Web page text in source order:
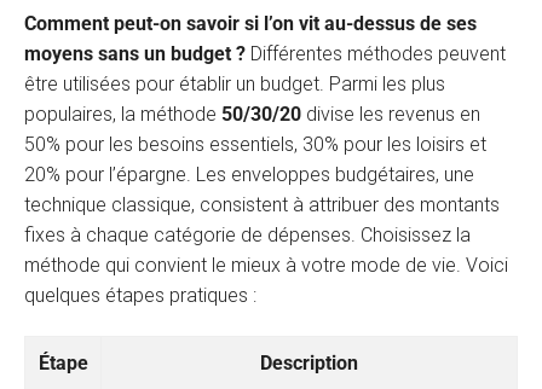
Comment peut-on savoir si l’on vit au-dessus de ses
moyens sans un budget ? Différentes méthodes peuvent
être utilisées pour établir un budget. Parmi les plus
populaires, la méthode 50/30/20 divise les revenus en
50% pour les besoins essentiels, 30% pour les loisirs et
20% pour l’épargne. Les enveloppes budgétaires, une
technique classique, consistent à attribuer des montants
fixes à chaque catégorie de dépenses. Choisissez la
méthode qui convient le mieux à votre mode de vie. Voici
quelques étapes pratiques :
Étape Description